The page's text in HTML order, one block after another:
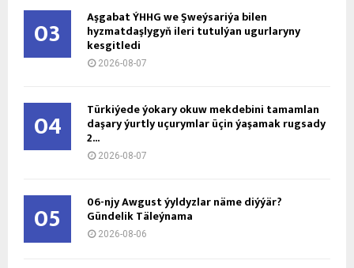
03 Aşgabat ÝHHG we Şweýsariýa bilen
hyzmatdaşlygyň ileri tutulýan ugurlaryny
kesgitledi
2026-08-07
04 Türkiýede ýokary okuw mekdebini tamamlan
daşary ýurtly uçurymlar üçin ýaşamak rugsady
2...
2026-08-07
05 06-njy Awgust ýyldyzlar näme diýýär?
Gündelik Täleýnama
2026-08-06